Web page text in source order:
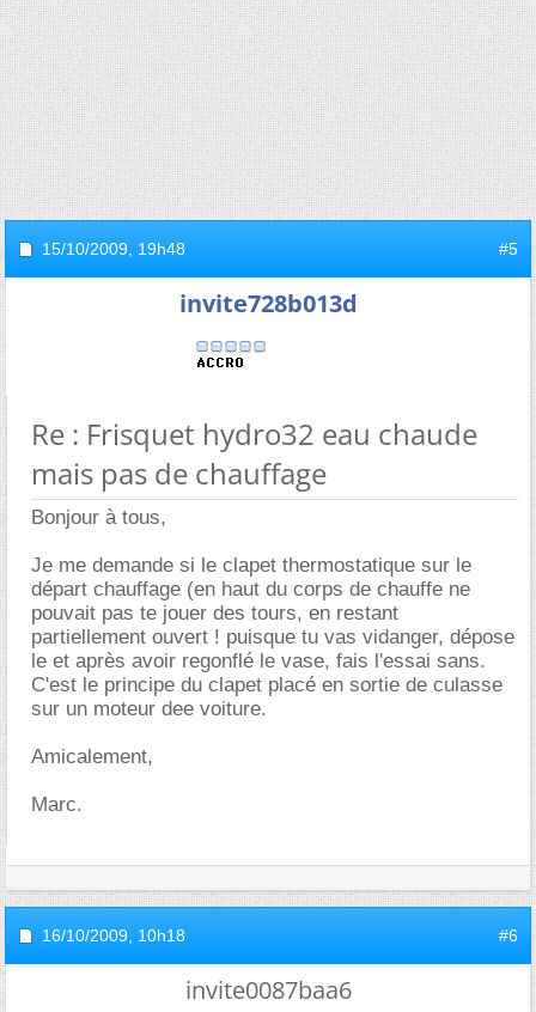
15/10/2009, 19h48 #5
invite728b013d
Re : Frisquet hydro32 eau chaude
mais pas de chauffage
Bonjour à tous,
Je me demande si le clapet thermostatique sur le
départ chauffage (en haut du corps de chauffe ne
pouvait pas te jouer des tours, en restant
partiellement ouvert ! puisque tu vas vidanger, dépose
le et après avoir regonflé le vase, fais l'essai sans.
C'est le principe du clapet placé en sortie de culasse
sur un moteur dee voiture.
Amicalement,
Marc.
16/10/2009, 10h18 #6
invite0087baa6